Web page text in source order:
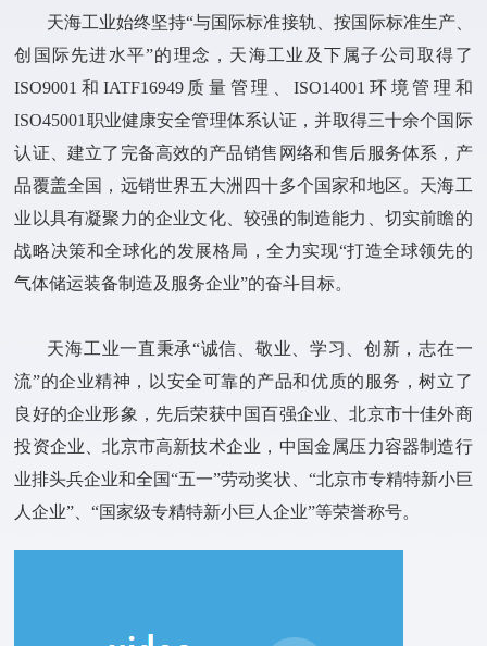
天海工业始终坚持“与国际标准接轨、按国际标准生产、
创国际先进水平”的理念，天海工业及下属子公司取得了
ISO9001和IATF16949质量管理、ISO14001环境管理和
ISO45001职业健康安全管理体系认证，并取得三十余个国际
认证、建立了完备高效的产品销售网络和售后服务体系，产
品覆盖全国，远销世界五大洲四十多个国家和地区。天海工
业以具有凝聚力的企业文化、较强的制造能力、切实前瞻的
战略决策和全球化的发展格局，全力实现“打造全球领先的
气体储运装备制造及服务企业”的奋斗目标。
天海工业一直秉承“诚信、敬业、学习、创新，志在一
流”的企业精神，以安全可靠的产品和优质的服务，树立了
良好的企业形象，先后荣获中国百强企业、北京市十佳外商
投资企业、北京市高新技术企业，中国金属压力容器制造行
业排头兵企业和全国“五一”劳动奖状、“北京市专精特新小巨
人企业”、“国家级专精特新小巨人企业”等荣誉称号。